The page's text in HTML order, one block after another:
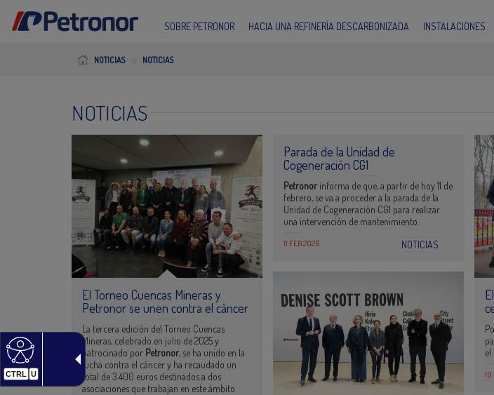
CTRL U
SOBRE PETRONOR HACIA UNA REFINERÍA DESCARBONIZADA INSTALACIONES
NOTICIAS NOTICIAS
NOTICIAS
El Torneo Cuencas Mineras y
Petronor se unen contra el cáncer
La tercera edición del Torneo Cuencas
Mineras, celebrado en julio de 2025 y
patrocinado por Petronor, se ha unido en la
lucha contra el cáncer y ha recaudado un
total de 3.400 euros destinados a dos
asociaciones que trabajan en este ámbito.
Parada de la Unidad de
Cogeneración CG1
Petronor informa de que, a partir de hoy 11 de
febrero, se va a proceder a la parada de la
Unidad de Cogeneración CG1 para realizar
una intervención de mantenimiento.
11 FEB 2026 NOTICIAS
el
10